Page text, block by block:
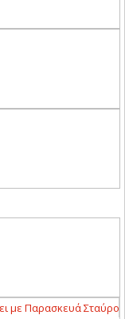
Παρασκευά Σταύρο ο